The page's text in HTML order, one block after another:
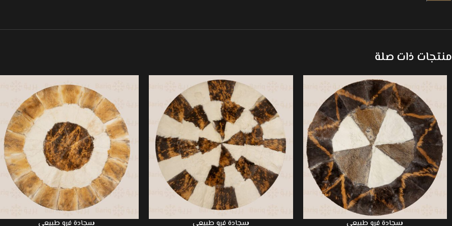
منتجات ذات صلة
سجادة فرو طبيعي سجادة فرو طبيعي سجادة فرو طبيعي